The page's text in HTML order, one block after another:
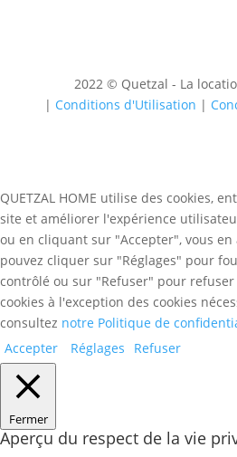
2022 © Quetzal - La
| Conditions d'Utilisation |
QUETZAL HOME utilise des cookies,
site et améliorer l'expérience
ou en cliquant sur "Accepter", vous
pouvez cliquer sur "Réglages" pour
contrôlé ou sur "Refuser" pour
cookies à l'exception des cookies
consultez notre Politique de
Accepter
Réglages Refuser
Fermer
Aperçu du respect de la vie